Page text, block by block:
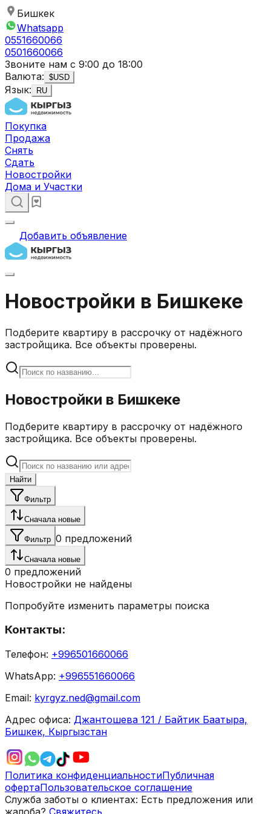
Бишкек
Whatsapp
0551660066
0501660066
Звоните нам с 9:00 до 18:00
Валюта: $USD
Язык: RU
Покупка
Продажа
Снять
Сдать
Новостройки
Дома и Участки
Добавить объявление
Новостройки в Бишкеке
Подберите квартиру в рассрочку от надёжного
застройщика. Все объекты проверены.
Новостройки в Бишкеке
Подберите квартиру в рассрочку от надёжного
застройщика. Все объекты проверены.
Найти
Фильтр
Сначала новые
Фильтр 0 предложений
Сначала новые
0 предложений
Новостройки не найдены
Попробуйте изменить параметры поиска
Контакты:
Телефон: +996501660066
WhatsApp: +996551660066
Email: kyrgyz.ned@gmail.com
Адрес офиса: Джантошева 121 / Байтик Баатыра,
Бишкек, Кыргызстан
Политика конфиденциальностиПубличная
офертаПользовательское соглашение
Служба заботы о клиентах: Есть предложения или